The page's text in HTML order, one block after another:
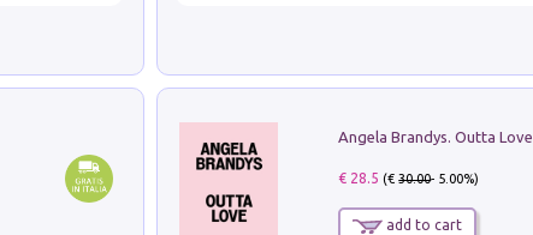
Angela Brandys. Outta Love
€ 28.5 (€30.00- 5.00%)
add to cart